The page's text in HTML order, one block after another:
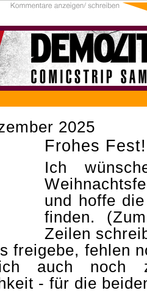
2025
Frohes Fest!
Ich
und hoffe
finden.
Zeilen
freigebe, fehlen
auch noch
- für die